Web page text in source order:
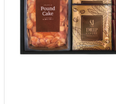
カタログギフト
ブライダルバッグ
演出用品